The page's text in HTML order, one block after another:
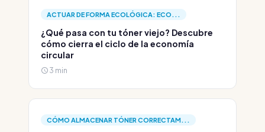
ACTUAR DE FORMA ECOLÓGICA: ECO...
¿Qué pasa con tu tóner viejo? Descubre
cómo cierra el ciclo de la economía
circular
3 min
CÓMO ALMACENAR TÓNER CORRECTAM...